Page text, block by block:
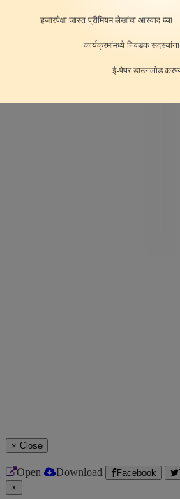
हजारपेक्षा जास्त प्रीमियम लेखांचा आस्वाद घ्या
कार्यक्रमांमध्ये निवडक सदस्यांना
ई-पेपर डाउनलोड
× Close
Open Download Facebook
×